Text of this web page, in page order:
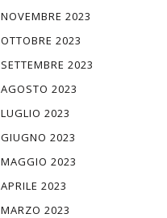
NOVEMBRE 2023
OTTOBRE 2023
SETTEMBRE 2023
AGOSTO 2023
LUGLIO 2023
GIUGNO 2023
MAGGIO 2023
APRILE 2023
MARZO 2023